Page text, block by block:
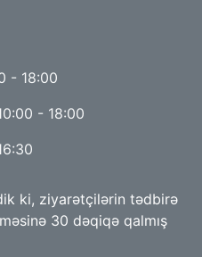
- 18:00
- 18:00
ki, ziyarətçilərin tədbirə
30 dəqiqə qalmış